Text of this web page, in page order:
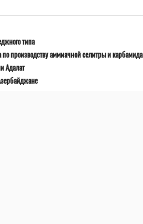
типа
производству аммиачной селитры и карбамида
Адалат